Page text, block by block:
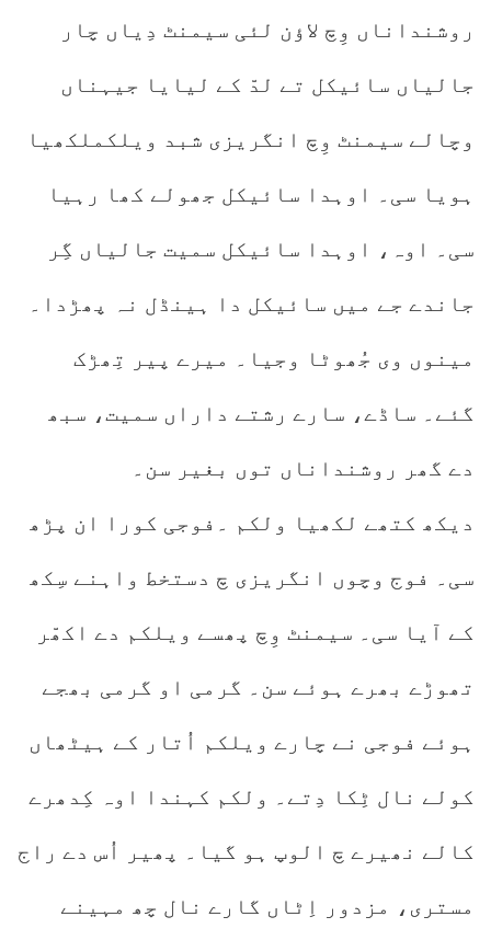
روشنداناں وِچ لاؤن لئی سیمنٹ دِیاں چار
جالیاں سائیکل تے لدّ کے لیایا جیہناں
وچالے سیمنٹ وِچ انگریزی شبد ویلکملکھیا
ہویا سی۔ اوہدا سائیکل جھولے کھا رہیا
سی۔ اوہ، اوہدا سائیکل سمیت جالیاں گِر
جاندے جے میں سائیکل دا ہینڈل نہ پھڑدا۔
مینوں وی جُھوٹا وجیا۔ میرے پیر تِھڑک
گئے۔ ساڈے، سارے رشتے داراں سمیت، سبھ
دے گھر روشنداناں توں بغیر سن۔
دیکھ کتھے لکھیا ولکم ۔فوجی کورا ان پڑھ
سی۔ فوج وچوں انگریزی چ دستخط واہنے سِکھ
کے آیا سی۔ سیمنٹ وِچ پھسے ویلکم دے اکھّر
تھوڑے بھرے ہوئے سن۔ گرمی او گرمی بھجے
ہوئے فوجی نے چارے ویلکم اُتار کے ہیٹھاں
کولے نال ٹِکا دِتے۔ ولکم کہندا اوہ کِدھرے
کالے نھیرے چ الوپ ہو گیا۔ پھیر اُس دے راج
مستری، مزدور اِٹاں گارے نال چھ مہینے